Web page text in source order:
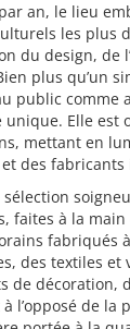
an, le lieu
les plus
du design, de
plus qu’un
public comme
unique. Elle est
mettant en
des fabricants
sélection
faites à la
fabriqués
des textiles et
de décoration,
l’opposé de la